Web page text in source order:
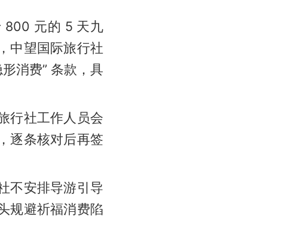
800 元的 5 天九
中望国际旅行社
消费” 条款，具
行社工作人员会
逐条核对后再签
不安排导游引导
规避祈福消费陷